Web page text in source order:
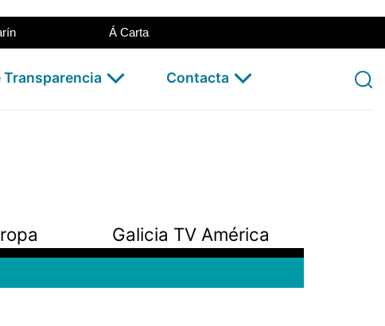
Á Carta
Transparencia Contacta
Galicia TV América